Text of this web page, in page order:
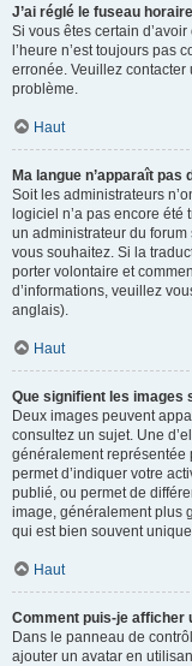
J’ai réglé le fuseau
Si vous êtes certain
l’heure n’est toujours pas
erronée. Veuillez
problème.
Haut
Ma langue n’apparaît pas
Soit les administrateurs
logiciel n’a pas encore
un administrateur du forum
vous souhaitez. Si la
porter volontaire et
d’informations, veuillez
anglais).
Haut
Que signifient les images
Deux images peuvent
consultez un sujet. Une
généralement représentée
permet d’indiquer votre
publié, ou permet de
image, généralement plus
qui est bien souvent
Haut
Comment puis-je afficher
Dans le panneau de
ajouter un avatar en